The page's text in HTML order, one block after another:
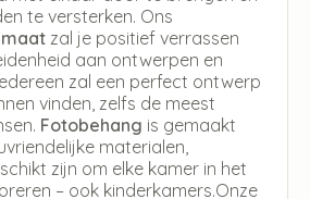
te versterken. Ons
zal je positief verrassen
aan ontwerpen en
zal een perfect ontwerp
vinden, zelfs de meest
Fotobehang is gemaakt
materialen,
zijn om elke kamer in het
– ook kinderkamers.Onze